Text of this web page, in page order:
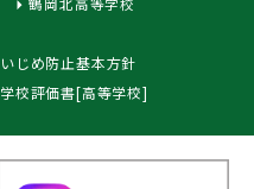
いじめ防止基本方針
学校評価書[高等学校]